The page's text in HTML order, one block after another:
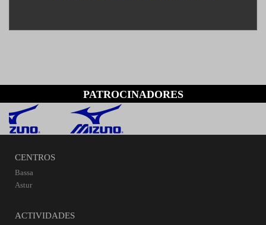
PATROCINADORES
CENTROS
Bassa
Astur
ACTIVIDADES